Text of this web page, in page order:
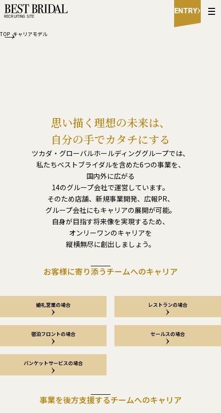
RECRUITING SITE
B
e
t
ENTRY
TOP キャリアモデル
思い描く理想の未来は、
自分の手でカタチにする
ツカダ・グローバルホールディンググループでは、
私たちベストブライダルを含めた6つの事業を、
国内外に広がる
14のグループ会社で運営しています。
そのため店舗、新規事業開発、広報PR、
グループ会社にもキャリアの展開が可能。
自身が目指す将来像を実現するため、
オンリーワンのキャリアを
縦横無尽に創出しましょう。
お客様に寄り添うチームへのキャリア
婚礼営業の場合 レストランの場合
宿泊フロントの場合 セールスの場合
バンケットサービスの場合
事業を後方支援するチームへのキャリア